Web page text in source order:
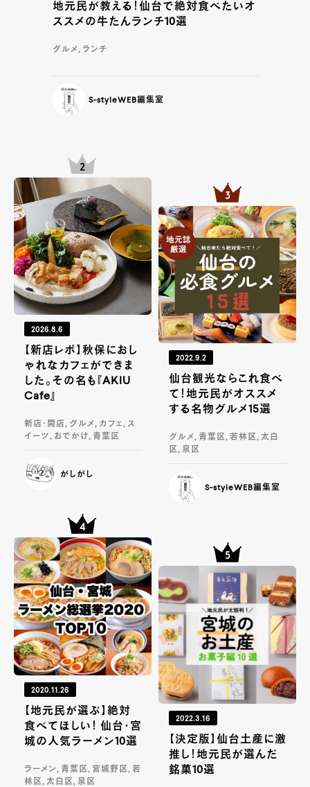
地元民が教える！仙台で絶対食べたいオ
ススメの牛たんランチ10選
グルメ, ランチ
S-styleWEB編集室
2026.8.6
【新店レポ】秋保におし
ゃれなカフェができま
した。その名も『AKIU
Cafe』
新店・開店, グルメ, カフェ, ス
イーツ, おでかけ, 青葉区
がしがし
2022.9.2
仙台観光ならこれ食べ
て！地元民がオススメ
する名物グルメ15選
グルメ, 青葉区, 若林区, 太白
区, 泉区
S-styleWEB編集室
2020.11.26
【地元民が選ぶ】絶対
食べてほしい！ 仙台・宮
城の人気ラーメン10選
ラーメン, 青葉区, 宮城野区, 若
林区, 太白区, 泉区
2022.3.16
【決定版】仙台土産に激
推し！地元民が選んだ
銘菓10選